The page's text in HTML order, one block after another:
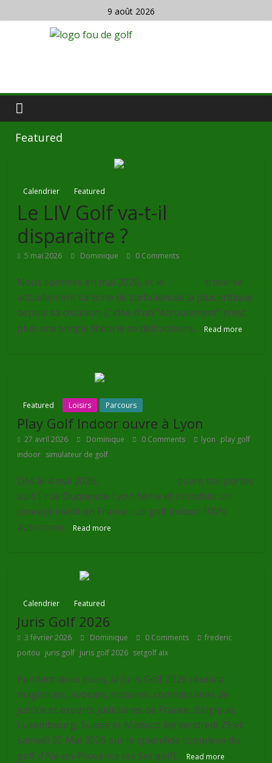
9 août 2026
Featured
Calendrier Featured
Le LIV Golf va-t-il
disparaitre ?
5 mai 2026 Dominique 0 Comments
Nous sommes en mai 2026, et le
traverse
actuellement sa zone de turbulences la plus critique
depuis sa création. L'idée d'un "écroulement" n'est
plus une simple théorie de détracteurs,
Read more
Featured Loisirs Parcours
Play Golf Indoor ouvre à Lyon
27 avril 2026 Dominique 0 Comments lyon, play golf
indoor, simulateur de golf
Dès le 4 mai 2026,
ouvre ses portes
au 61 rue Duquesne Lyon 6ème et introduit un
concept inédit en France : un golf indoor 100%
autonome
Read more
Calendrier Featured
Juris Golf 2026
3 février 2026 Dominique 0 Comments
frederic
poitou, juris golf, juris golf 2026, setgolf aix
Pendant deux jours, la Juris Golf 2026 réunira
magistrats, avocats, notaires, commissaires de
justice et experts judiciaires de France, Belgique,
Luxembourg, Suisse et Monaco les vendredi 29 et
samedi 30 Mai 2026 sur le splendide complexe du
golf d’Aix-en-Provence (ex Set golf).
Read more